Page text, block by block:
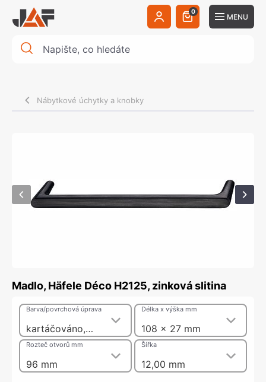
0
MENU
Nábytkové úchytky a knobky
Madlo, Häfele Déco H2125, zinková slitina
kartáčováno, patina, Základna: antibakteriální, kartáčováno
Barva/povrchová úprava
108 x 27 mm
Délka x výška mm
96 mm
Rozteč otvorů mm
12,00 mm
Šířka